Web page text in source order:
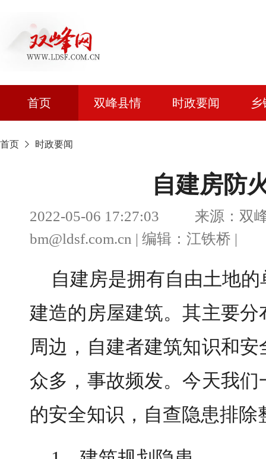
首页 双峰县情 时政要闻
首页 时政要闻
自建房防
2022-05-06 17:27:03 来源：双峰
bm@ldsf.com.cn | 编辑：江铁桥
自建房是拥有自由土地
建造的房屋建筑。其主要
周边，自建者建筑知识和
众多，事故频发。今天我
的安全知识，自查隐患排